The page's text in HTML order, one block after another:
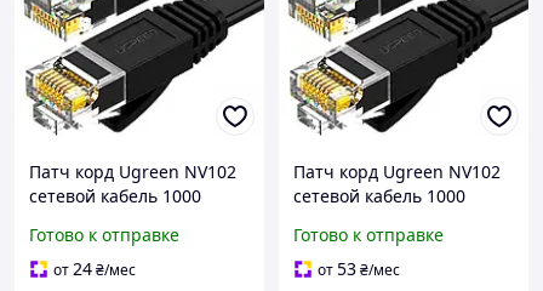
Патч корд Ugreen NV102
сетевой кабель 1000
плоский 3М Black (50175)
Готово к отправке
от24₴/мес
Патч корд Ugreen NV102
сетевой кабель 1000
плоский 10М Black (50178)
Готово к отправке
от53₴/мес